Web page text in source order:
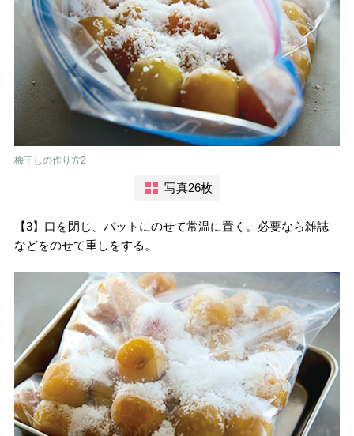
梅干しの作り方2
写真26枚
【3】口を閉じ、バットにのせて常温に置く。必要なら雑誌
などをのせて重しをする。